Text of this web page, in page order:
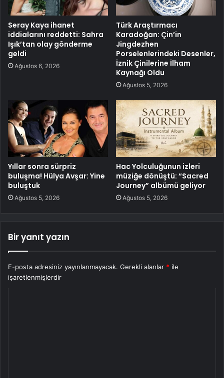
Seray Kaya ihanet
iddialarını reddetti: Sahra
Işık’tan olay gönderme
geldi
Ağustos 6, 2026
Türk Araştırmacı
Karadoğan: Çin’in
Jingdezhen
Porselenlerindeki Desenler,
İznik Çinilerine İlham
Kaynağı Oldu
Ağustos 5, 2026
Yıllar sonra sürpriz
buluşma! Hülya Avşar: Yine
buluştuk
Ağustos 5, 2026
Hac Yolculuğunun izleri
müziğe dönüştü: “Sacred
Journey” albümü geliyor
Ağustos 5, 2026
Bir yanıt yazın
E-posta adresiniz yayınlanmayacak. Gerekli alanlar * ile
işaretlenmişlerdir